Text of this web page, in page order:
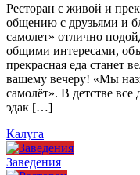
Ресторан с живой и
общению с друзьями и
самолет» отлично
общими интересами,
прекрасная еда станет
вашему вечеру! «Мы
самолёт». В детстве
эдак […]
Калуга
Заведения